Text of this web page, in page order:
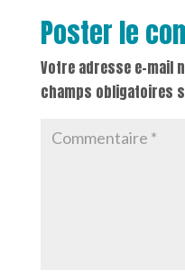
Poster le
Votre adresse e-mail
champs obligatoires